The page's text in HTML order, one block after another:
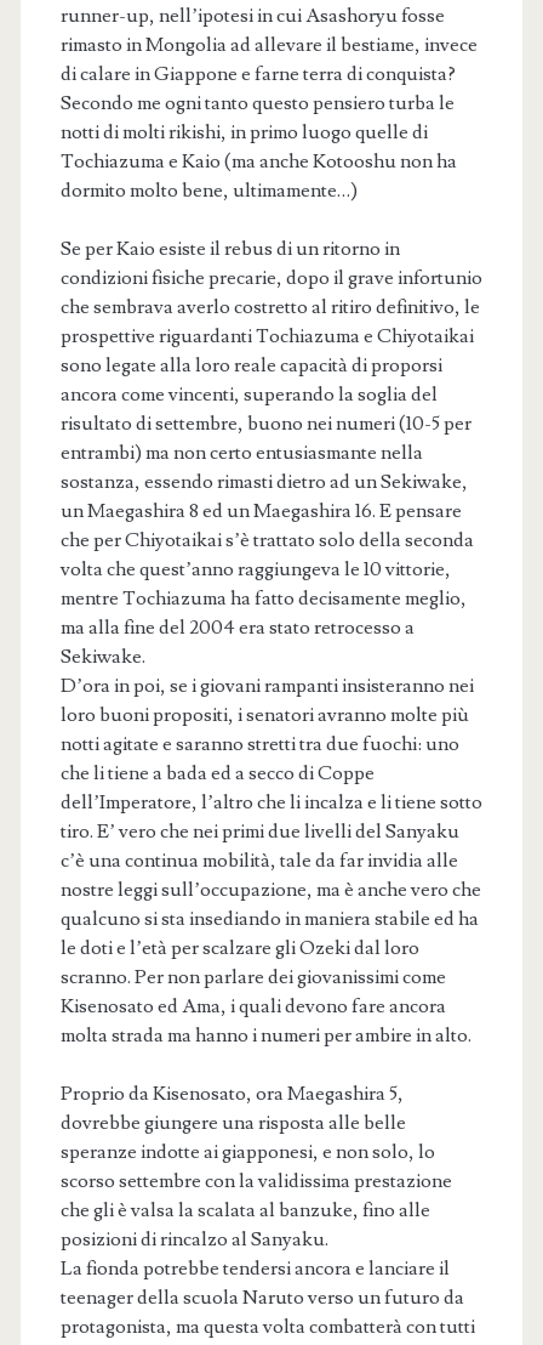
runner-up, nell’ipotesi in cui Asashoryu fosse
rimasto in Mongolia ad allevare il bestiame, invece
di calare in Giappone e farne terra di conquista?
Secondo me ogni tanto questo pensiero turba le
notti di molti rikishi, in primo luogo quelle di
Tochiazuma e Kaio (ma anche Kotooshu non ha
dormito molto bene, ultimamente…)
Se per Kaio esiste il rebus di un ritorno in
condizioni fisiche precarie, dopo il grave infortunio
che sembrava averlo costretto al ritiro definitivo, le
prospettive riguardanti Tochiazuma e Chiyotaikai
sono legate alla loro reale capacità di proporsi
ancora come vincenti, superando la soglia del
risultato di settembre, buono nei numeri (10-5 per
entrambi) ma non certo entusiasmante nella
sostanza, essendo rimasti dietro ad un Sekiwake,
un Maegashira 8 ed un Maegashira 16. E pensare
che per Chiyotaikai s’è trattato solo della seconda
volta che quest’anno raggiungeva le 10 vittorie,
mentre Tochiazuma ha fatto decisamente meglio,
ma alla fine del 2004 era stato retrocesso a
Sekiwake.
D’ora in poi, se i giovani rampanti insisteranno nei
loro buoni propositi, i senatori avranno molte più
notti agitate e saranno stretti tra due fuochi: uno
che li tiene a bada ed a secco di Coppe
dell’Imperatore, l’altro che li incalza e li tiene sotto
tiro. E’ vero che nei primi due livelli del Sanyaku
c’è una continua mobilità, tale da far invidia alle
nostre leggi sull’occupazione, ma è anche vero che
qualcuno si sta insediando in maniera stabile ed ha
le doti e l’età per scalzare gli Ozeki dal loro
scranno. Per non parlare dei giovanissimi come
Kisenosato ed Ama, i quali devono fare ancora
molta strada ma hanno i numeri per ambire in alto.
Proprio da Kisenosato, ora Maegashira 5,
dovrebbe giungere una risposta alle belle
speranze indotte ai giapponesi, e non solo, lo
scorso settembre con la validissima prestazione
che gli è valsa la scalata al banzuke, fino alle
posizioni di rincalzo al Sanyaku.
La fionda potrebbe tendersi ancora e lanciare il
teenager della scuola Naruto verso un futuro da
protagonista, ma questa volta combatterà con tutti